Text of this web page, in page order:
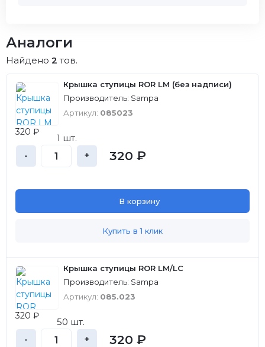
Аналоги
Найдено 2 тов.
Крышка ступицы ROR LM (без надписи)
Производитель: Sampa
Артикул: 085023
320 ₽
1 шт.
- + 320 ₽
В корзину
Купить в 1 клик
Крышка ступицы ROR LM/LC
Производитель: Sampa
Артикул: 085.023
320 ₽
50 шт.
- + 320 ₽